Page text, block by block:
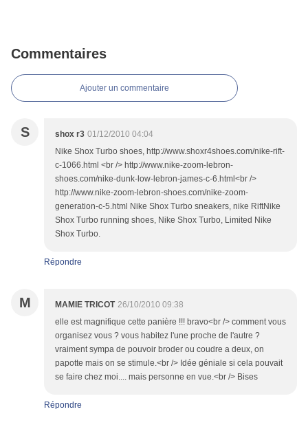
Commentaires
Ajouter un commentaire
S shox r3 01/12/2010 04:04
Nike Shox Turbo shoes, http://www.shoxr4shoes.com/nike-rift-
c-1066.html <br /> http://www.nike-zoom-lebron-
shoes.com/nike-dunk-low-lebron-james-c-6.html<br />
http://www.nike-zoom-lebron-shoes.com/nike-zoom-
generation-c-5.html Nike Shox Turbo sneakers, nike RiftNike
Shox Turbo running shoes, Nike Shox Turbo, Limited Nike
Shox Turbo.
Répondre
M MAMIE TRICOT 26/10/2010 09:38
elle est magnifique cette panière !!! bravo<br /> comment vous
organisez vous ? vous habitez l'une proche de l'autre ?
vraiment sympa de pouvoir broder ou coudre a deux, on
papotte mais on se stimule.<br /> Idée géniale si cela pouvait
se faire chez moi.... mais personne en vue.<br /> Bises
Répondre